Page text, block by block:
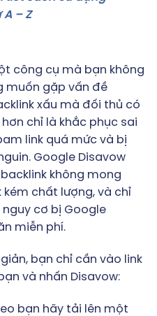
– Z
công cụ mà bạn không
muốn gặp vấn đề
xấu mà đối thủ có
chỉ là khắc phục sai
link quá mức và bị
Google Disavow
không mong
kém chất lượng, và chỉ
cơ bị Google
miễn phí.
bạn chỉ cần vào link
và nhấn Disavow:
bạn hãy tải lên một